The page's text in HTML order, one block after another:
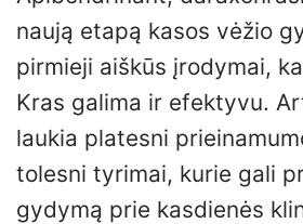
naują etapą kasos vėžio
pirmieji aiškūs įrodymai,
Kras galima ir efektyvu.
laukia platesni
tolesni tyrimai, kurie gali
gydymą prie kasdienės